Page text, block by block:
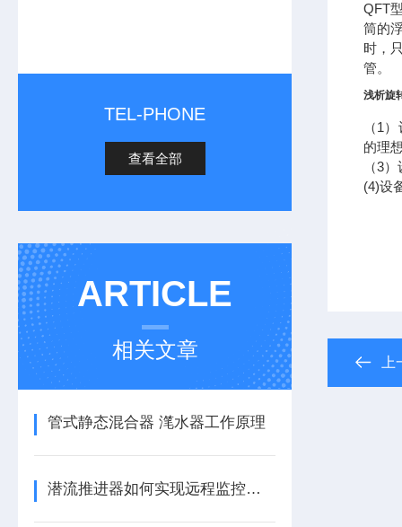
TEL-PHONE
查看全部
ARTICLE
相关文章
管式静态混合器 滗水器工作原理
潜流推进器如何实现远程监控与预测性维护？
QFT
筒的
时，
管。
浅析旋
（1
的理
（3
(4)设